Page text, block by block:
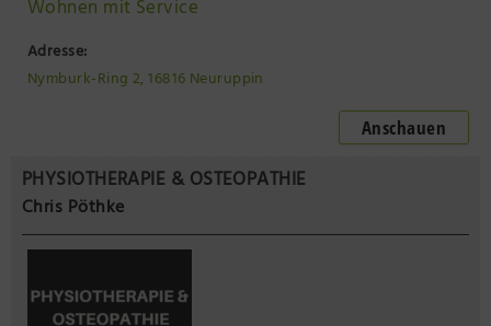
Wohnen mit Service
Adresse:
Nymburk-Ring 2, 16816 Neuruppin
Anschauen
PHYSIOTHERAPIE & OSTEOPATHIE
Chris Pöthke